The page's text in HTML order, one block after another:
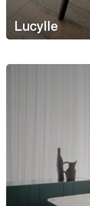
Lucylle
Ombra Pelle